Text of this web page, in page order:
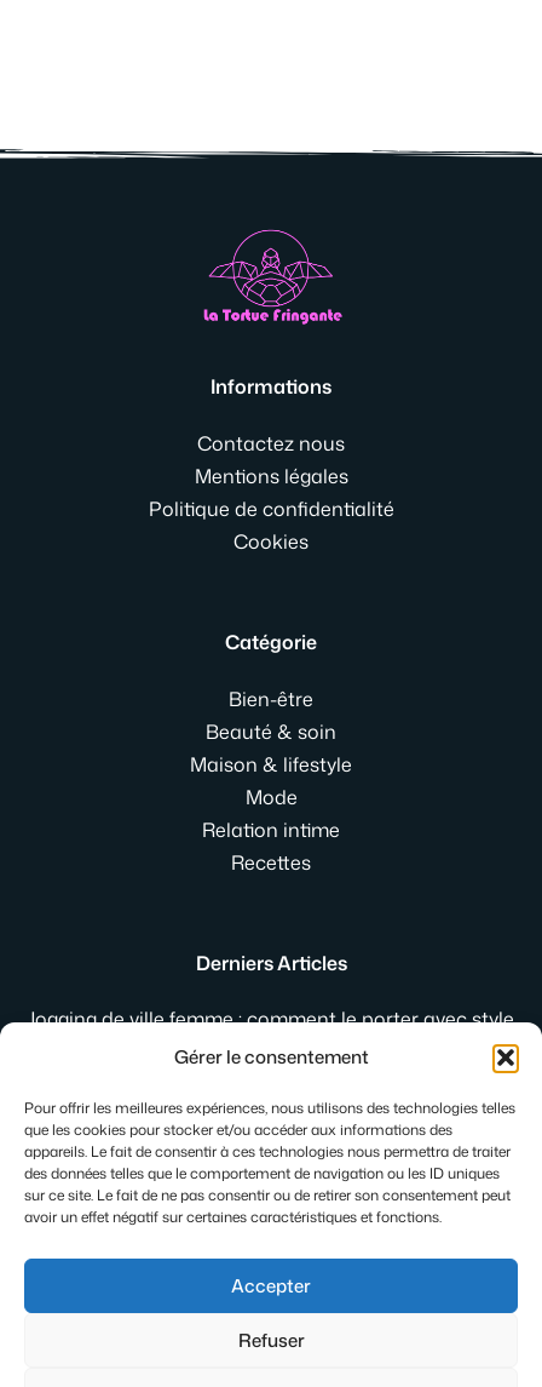
Gérer le consentement
Pour offrir les meilleures expériences, nous utilisons des technologies telles
que les cookies pour stocker et/ou accéder aux informations des
appareils. Le fait de consentir à ces technologies nous permettra de traiter
des données telles que le comportement de navigation ou les ID uniques
sur ce site. Le fait de ne pas consentir ou de retirer son consentement peut
avoir un effet négatif sur certaines caractéristiques et fonctions.
Accepter
Refuser
Informations
Contactez nous
Mentions légales
Politique de confidentialité
Cookies
Catégorie
Bien-être
Beauté & soin
Maison & lifestyle
Mode
Relation intime
Recettes
Derniers Articles
Jogging de ville femme : comment le porter avec style
au quotidien
Gleese : la plateforme qui réinvente les rencontres
intimes
Que faire avec des fleurs de sureau : 8 idées bien-être